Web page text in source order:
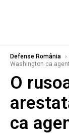
Defense România ›
Washington ca
O
ca